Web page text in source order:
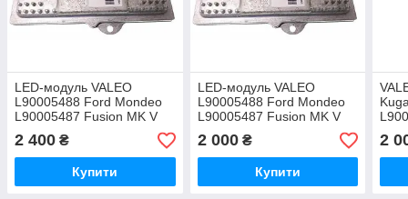
LED-модуль VALEO
L90005488 Ford Mondeo
L90005487 Fusion MK V
2016
2 400 ₴
Купити
LED-модуль VALEO
L90005488 Ford Mondeo
L90005487 Fusion MK V
2016
2 000₴
Купити
2